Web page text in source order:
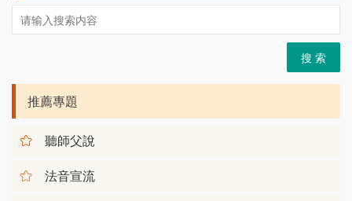
搜 索
推薦專題
聽師父說
法音宣流